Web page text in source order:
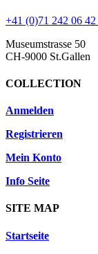
+41 (0)71 242 06 42
Museumstrasse 50
CH-9000 St.Gallen
COLLECTION
Anmelden
Registrieren
Mein Konto
Info Seite
SITE MAP
Startseite